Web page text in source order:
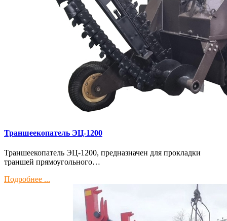
Траншеекопатель ЭЦ-1200
Траншеекопатель ЭЦ-1200, предназначен для прокладки
траншей прямоугольного…
Подробнее ...